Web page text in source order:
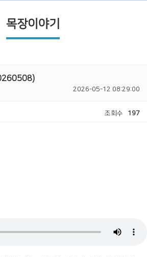
목장이야기
2026-05-12 08:29:00
조회수 197